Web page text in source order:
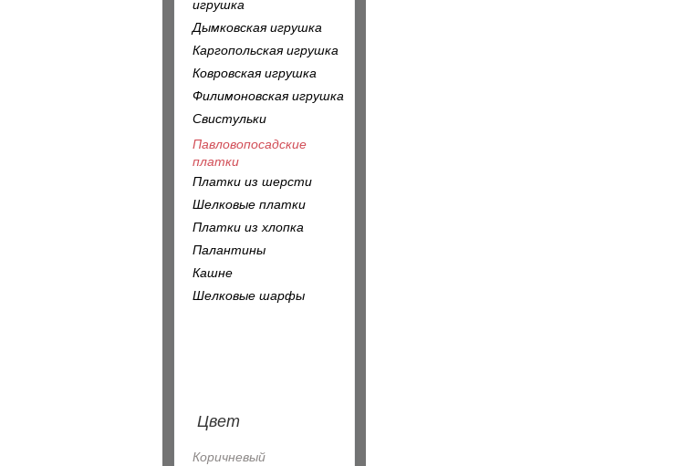
игрушка
Дымковская игрушка
Каргопольская игрушка
Ковровская игрушка
Филимоновская игрушка
Свистульки
Павловопосадские
платки
Платки из шерсти
Шелковые платки
Платки из хлопка
Палантины
Кашне
Шелковые шарфы
Цвет
Коричневый